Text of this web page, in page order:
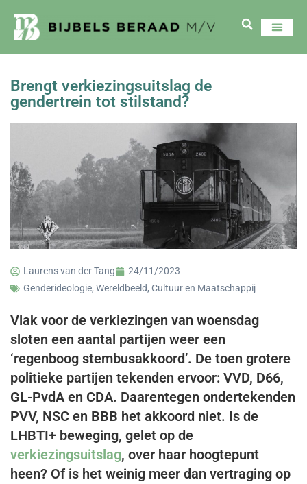
Brengt verkiezingsuitslag de
gendertrein tot stilstand?
Laurens van der Tang
24/11/2023
Genderideologie, Wereldbeeld, Cultuur en Maatschappij
Vlak voor de verkiezingen van woensdag
sloten een aantal partijen weer een
‘regenboog stembusakkoord’. De toen grotere
politieke partijen tekenden ervoor: VVD, D66,
GL-PvdA en CDA. Daarentegen ondertekenden
PVV, NSC en BBB het akkoord niet. Is de
LHBTI+ beweging, gelet op de
verkiezingsuitslag, over haar hoogtepunt
heen? Of is het weinig meer dan vertraging op